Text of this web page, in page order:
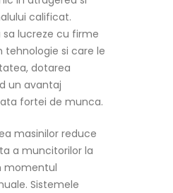
calificat.
lucreze cu firme
tehnologie si care le
dotarea
un avantaj
fortei de munca.
masinilor reduce
a muncitorilor la
momentul
Sistemele